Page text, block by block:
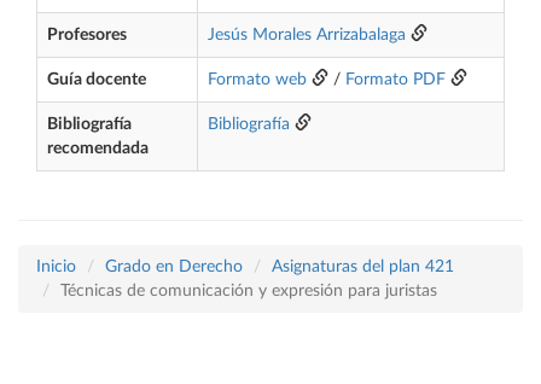
Profesores Jesús Morales Arrizabalaga
Guía docente Formato web / Formato PDF
Bibliografía
recomendada
Bibliografía
Inicio Grado en Derecho
Asignaturas del plan 421
Técnicas de comunicación y expresión para juristas